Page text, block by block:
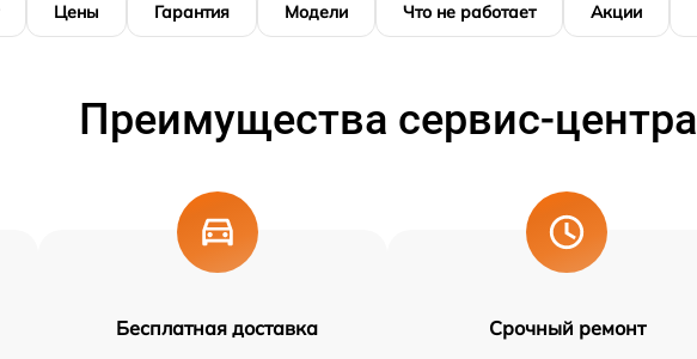
Цены Гарантия Модели Что не работает Акции
Преимущества сервис-центра
Бесплатная доставка Срочный ремонт